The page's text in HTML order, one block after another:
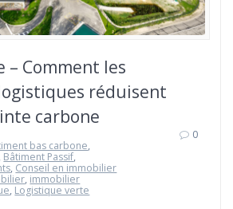
– Comment les
réduisent
carbone
bas carbone,
Bâtiment Passif,
, Conseil en immobilier
, immobilier
, Logistique verte
0